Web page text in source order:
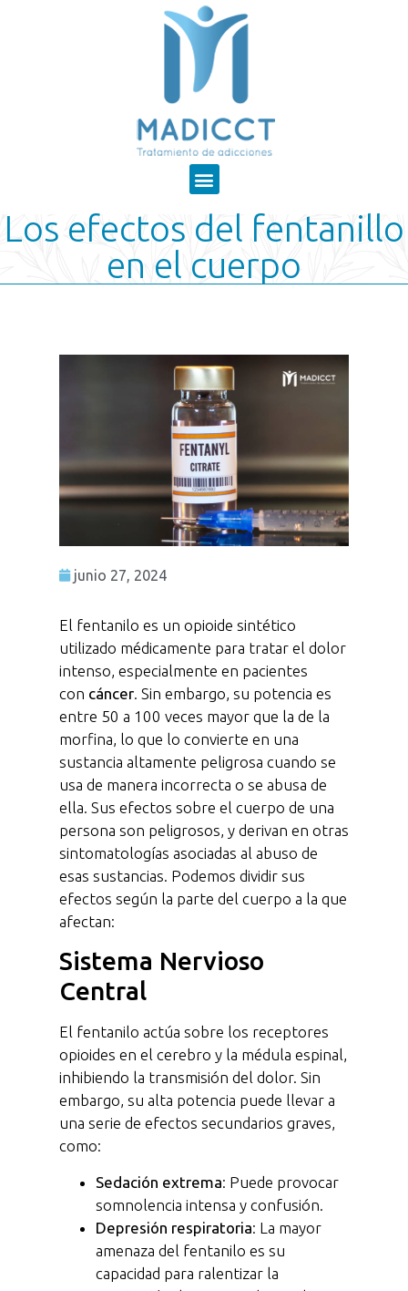
Los efectos del fentanillo
en el cuerpo
junio 27, 2024
El fentanilo es un opioide sintético
utilizado médicamente para tratar el dolor
intenso, especialmente en pacientes
con cáncer. Sin embargo, su potencia es
entre 50 a 100 veces mayor que la de la
morfina, lo que lo convierte en una
sustancia altamente peligrosa cuando se
usa de manera incorrecta o se abusa de
ella. Sus efectos sobre el cuerpo de una
persona son peligrosos, y derivan en otras
sintomatologías asociadas al abuso de
esas sustancias. Podemos dividir sus
efectos según la parte del cuerpo a la que
afectan:
Sistema Nervioso
Central
El fentanilo actúa sobre los receptores
opioides en el cerebro y la médula espinal,
inhibiendo la transmisión del dolor. Sin
embargo, su alta potencia puede llevar a
una serie de efectos secundarios graves,
como:
Sedación extrema: Puede provocar
somnolencia intensa y confusión.
Depresión respiratoria: La mayor
amenaza del fentanilo es su
capacidad para ralentizar la